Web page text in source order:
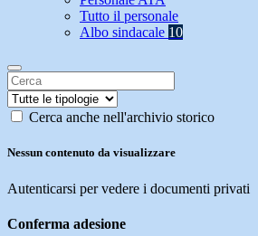
Tutto il personale
Albo sindacale 10
Cerca anche nell'archivio storico
Nessun contenuto da visualizzare
Autenticarsi per vedere i documenti privati
Conferma adesione